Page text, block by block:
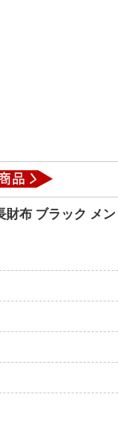
財布 ブラック メン